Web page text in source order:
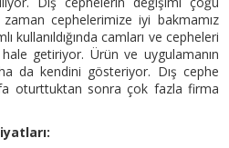
cephelerimize iyi bakmamız
kullanıldığında camları ve cepheleri
getiriyor. Ürün ve uygulamanın
da kendini gösteriyor. Dış cephe
oturttuktan sonra çok fazla firma